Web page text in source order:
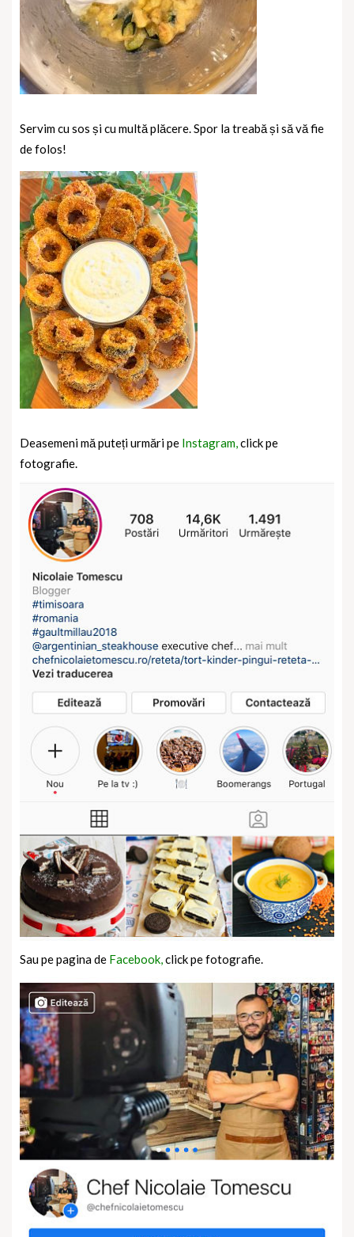
Servim cu sos și cu multă plăcere. Spor la treabă și să vă fie
de folos!
Deasemeni mă puteți urmări pe Instagram,click pe
fotografie.
Sau pe pagina de Facebook,click pe fotografie.